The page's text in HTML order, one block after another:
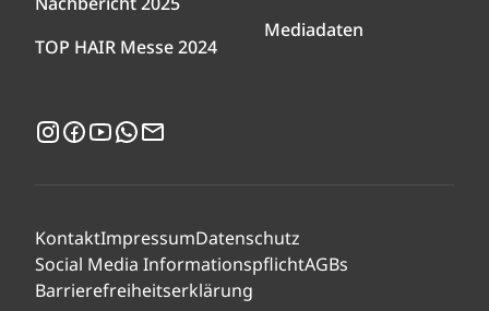
TOP HAIR Messe 2024
Mediadaten
Instagram
Facebook
YouTubeWhatsApp
KontaktImpressumDatenschutz
Social Media InformationspflichtAGBs
Barrierefreiheitserklärung